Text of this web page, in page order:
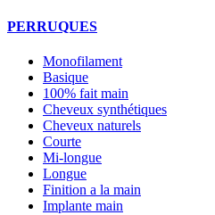
PERRUQUES
Monofilament
Basique
100% fait main
Cheveux synthétiques
Cheveux naturels
Courte
Mi-longue
Longue
Finition a la main
Implante main